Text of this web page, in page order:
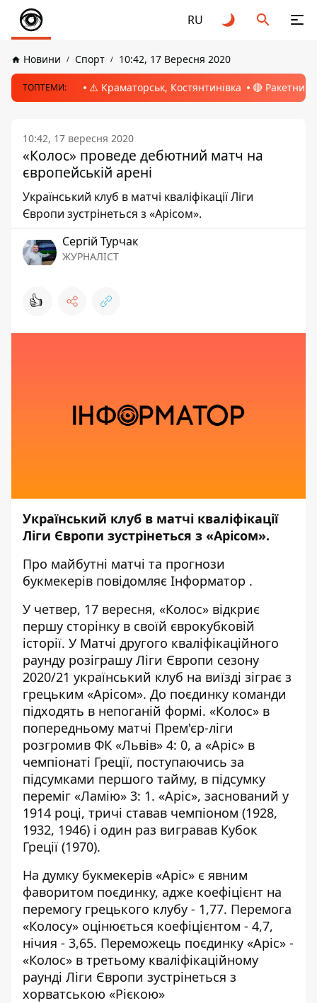
RU
Новини Спорт 10:42, 17 Вересня 2020
ТОПТЕМИ: ⚠️ Краматорськ, Костянтинівка 🔴 Ракетний
10:42, 17 вересня 2020
«Колос» проведе дебютний матч на
європейській арені
Український клуб в матчі кваліфікації Ліги
Європи зустрінеться з «Арісом».
Сергій Турчак
ЖУРНАЛІСТ
👍
Український клуб в матчі кваліфікації
Ліги Європи зустрінеться з «Арісом».
Про майбутні матчі та прогнози
букмекерів повідомляє Інформатор .
У четвер, 17 вересня, «Колос» відкриє
першу сторінку в своїй єврокубковій
історії. У Матчі другого кваліфікаційного
раунду розіграшу Ліги Європи сезону
2020/21 український клуб на виїзді зіграє з
грецьким «Арісом». До поєдинку команди
підходять в непоганій формі. «Колос» в
попередньому матчі Прем'єр-ліги
розгромив ФК «Львів» 4: 0, а «Аріс» в
чемпіонаті Греції, поступаючись за
підсумками першого тайму, в підсумку
переміг «Ламію» 3: 1. «Аріс», заснований у
1914 році, тричі ставав чемпіоном (1928,
1932, 1946) і один раз вигравав Кубок
Греції (1970).
На думку букмекерів «Аріс» є явним
фаворитом поєдинку, адже коефіцієнт на
перемогу грецького клубу - 1,77. Перемога
«Колосу» оцінюється коефіцієнтом - 4,7,
нічия - 3,65. Переможець поєдинку «Аріс» -
«Колос» в третьому кваліфікаційному
раунді Ліги Європи зустрінеться з
хорватською «Рієкою»